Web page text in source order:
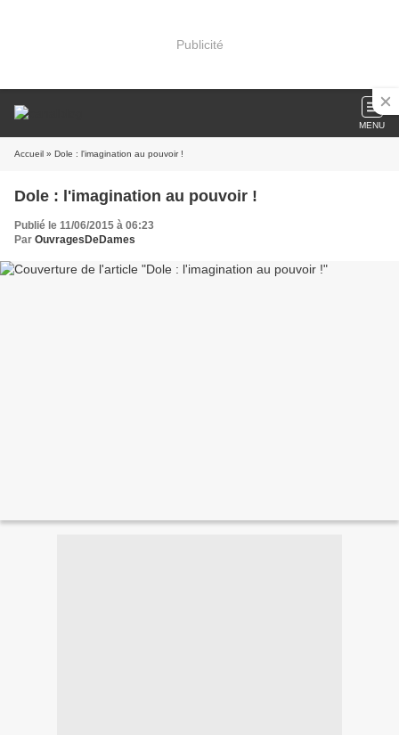
Publicité
MENU
Accueil » Dole : l'imagination au pouvoir !
Dole : l'imagination au pouvoir !
Publié le 11/06/2015 à 06:23
Par OuvragesDeDames